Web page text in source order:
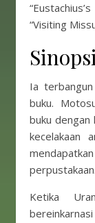
“Visiting
Ia
buku.
buku dengan
kecelakaan
perpustakaan.
Ketika